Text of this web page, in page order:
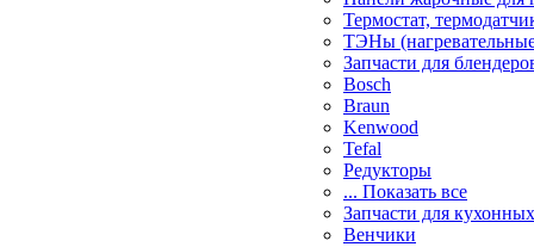
Термостат,
ТЭНы
Запчасти для
Bosch
Braun
Kenwood
Tefal
Редукторы
... Показать все
Запчасти для
Венчики